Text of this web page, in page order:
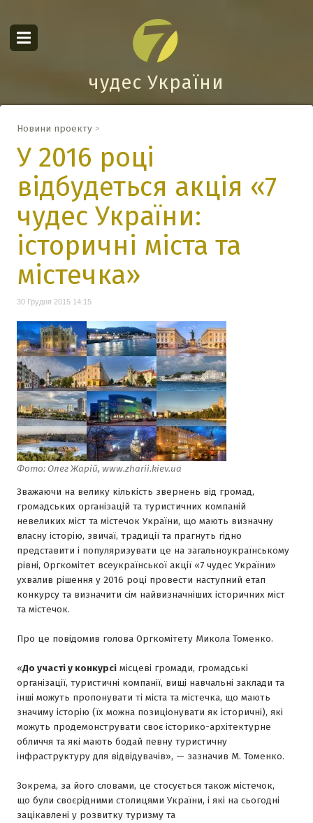
чудес України
Новини проекту >
У 2016 році
відбудеться акція «7
чудес України:
історичні міста та
містечка»
30 Грудня 2015 14:15
Фото: Олег Жарій, www.zharii.kiev.ua
Зважаючи на велику кількість звернень від громад,
громадських організацій та туристичних компаній
невеликих міст та містечок України, що мають визначну
власну історію, звичаї, традиції та прагнуть гідно
представити і популяризувати це на загальноукраїнському
рівні, Оргкомітет всеукраїнської акції «7 чудес України»
ухвалив рішення у 2016 році провести наступний етап
конкурсу та визначити сім найвизначніших історичних міст
та містечок.
Про це повідомив голова Оргкомітету Микола Томенко.
«До участі у конкурсі місцеві громади, громадські
організації, туристичні компанії, вищі навчальні заклади та
інші можуть пропонувати ті міста та містечка, що мають
значиму історію (їх можна позиціонувати як історичні), які
можуть продемонструвати своє історико-архітектурне
обличчя та які мають бодай певну туристичну
інфраструктуру для відвідувачів», — зазначив М. Томенко.
Зокрема, за його словами, це стосується також містечок,
що були своєрідними столицями України, і які на сьогодні
зацікавлені у розвитку туризму та